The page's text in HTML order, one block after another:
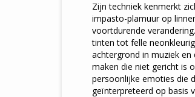
Zijn techniek kenmerkt
impasto-plamuur op
voortdurende
tinten tot felle
achtergrond in muziek
maken die niet gericht is
persoonlijke emoties die
geïnterpreteerd op basis